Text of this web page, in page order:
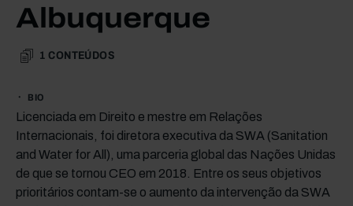
Albuquerque
1 CONTEÚDOS
BIO
Licenciada em Direito e mestre em Relações
Internacionais, foi diretora executiva da SWA (Sanitation
and Water for All), uma parceria global das Nações Unidas
de que se tornou CEO em 2018. Entre os seus objetivos
prioritários contam-se o aumento da intervenção da SWA